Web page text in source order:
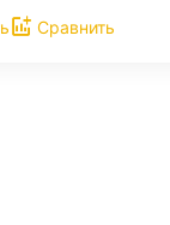
Сравнить